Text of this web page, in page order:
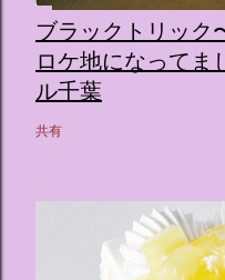
ブラックトリック
ロケ地になってま
ル千葉
共有